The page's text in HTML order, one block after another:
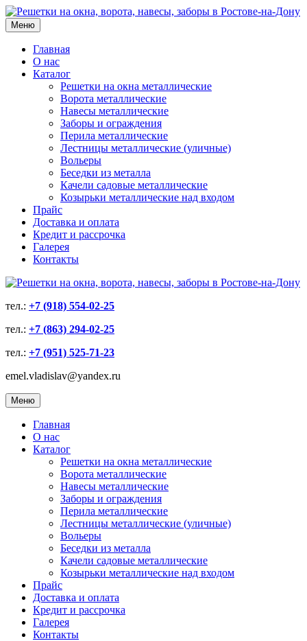
Меню
Главная
О нас
Каталог
Решетки на окна металлические
Ворота металлические
Навесы металлические
Заборы и ограждения
Перила металлические
Лестницы металлические (уличные)
Вольеры
Беседки из металла
Качели садовые металлические
Козырьки металлические над входом
Прайс
Доставка и оплата
Кредит и рассрочка
Галерея
Контакты
тел.: +7 (918) 554-02-25
тел.: +7 (863) 294-02-25
тел.: +7 (951) 525-71-23
emel.vladislav@yandex.ru
Меню
Главная
О нас
Каталог
Решетки на окна металлические
Ворота металлические
Навесы металлические
Заборы и ограждения
Перила металлические
Лестницы металлические (уличные)
Вольеры
Беседки из металла
Качели садовые металлические
Козырьки металлические над входом
Прайс
Доставка и оплата
Кредит и рассрочка
Галерея
Контакты